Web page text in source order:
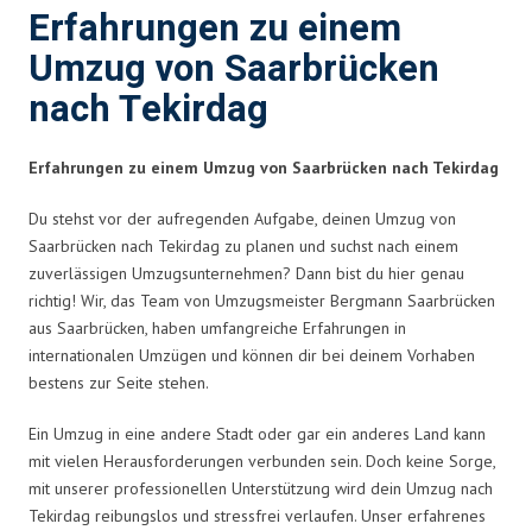
Erfahrungen zu einem
Umzug von Saarbrücken
nach Tekirdag
Erfahrungen zu einem Umzug von Saarbrücken nach Tekirdag
Du stehst vor der aufregenden Aufgabe, deinen Umzug von
Saarbrücken nach Tekirdag zu planen und suchst nach einem
zuverlässigen Umzugsunternehmen? Dann bist du hier genau
richtig! Wir, das Team von Umzugsmeister Bergmann Saarbrücken
aus Saarbrücken, haben umfangreiche Erfahrungen in
internationalen Umzügen und können dir bei deinem Vorhaben
bestens zur Seite stehen.
Ein Umzug in eine andere Stadt oder gar ein anderes Land kann
mit vielen Herausforderungen verbunden sein. Doch keine Sorge,
mit unserer professionellen Unterstützung wird dein Umzug nach
Tekirdag reibungslos und stressfrei verlaufen. Unser erfahrenes